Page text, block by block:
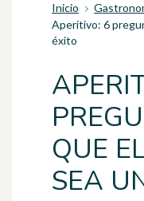
Inicio
Aperitivo: 6
éxito
QUE
SEA